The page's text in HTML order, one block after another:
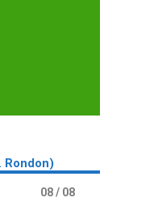
Rondon)
08 / 08